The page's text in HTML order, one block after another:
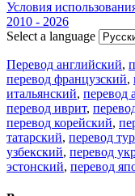
Условия
2010 - 2026
Select a language
Перевод английский,
перевод французский,
итальянский, перевод
перевод иврит,
перевод корейский,
татарский, перевод
узбекский, перевод
эстонский, перевод